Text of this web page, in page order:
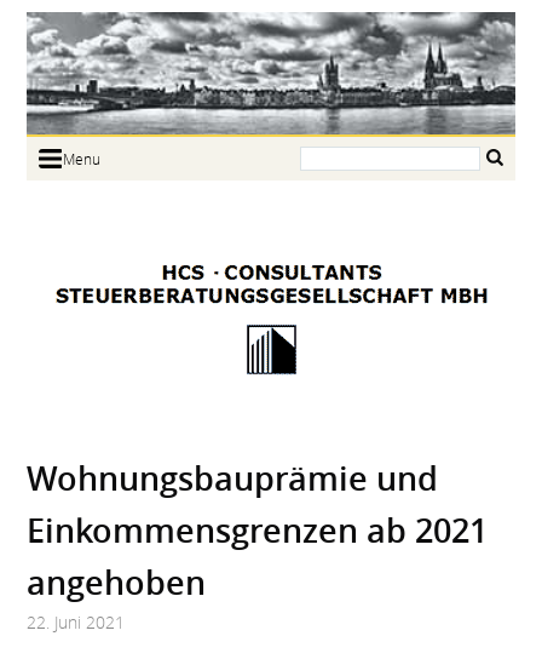
Menu
Links
Wohnungsbauprämie und
Einkommensgrenzen ab 2021
angehoben
22. Juni 2021